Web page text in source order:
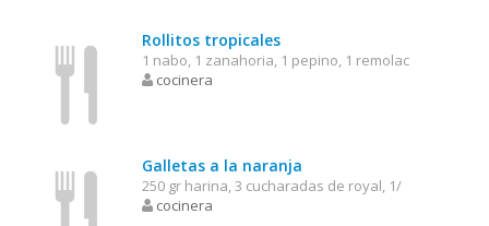
Rollitos tropicales
1 nabo, 1 zanahoria, 1 pepino, 1 remolac
cocinera
Galletas a la naranja
250 gr harina, 3 cucharadas de royal, 1/
cocinera